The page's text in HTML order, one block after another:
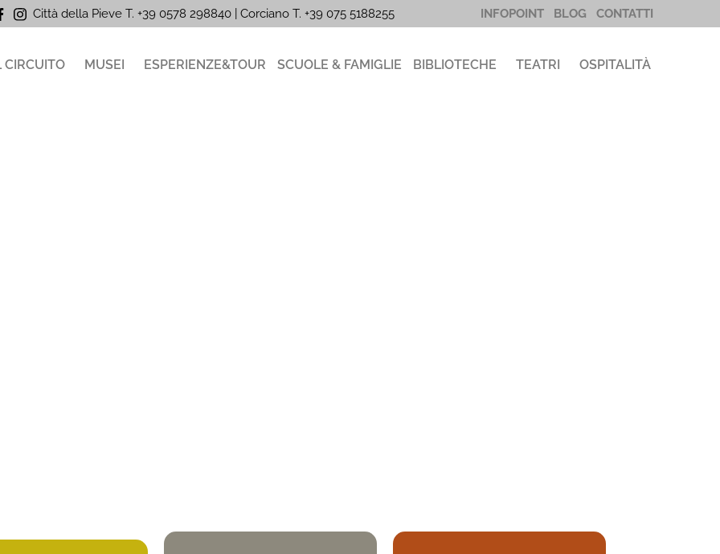
Città della Pieve T. +39 0578 298840 | Corciano T. +39 075 5188255 INFOPOINT BLOG CONTATTI
CIRCUITO MUSEI ESPERIENZE&TOUR SCUOLE & FAMIGLIE BIBLIOTECHE TEATRI OSPITALITÀ